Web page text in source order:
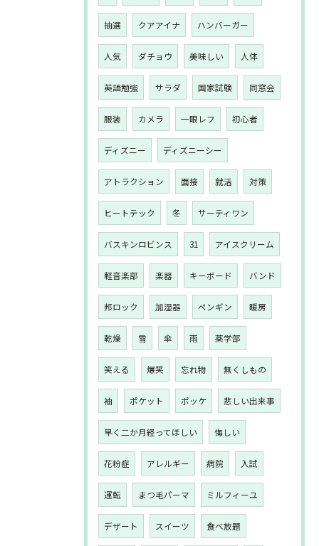
抽選 クアアイナ ハンバーガー
人気 ダチョウ 美味しい 人体
英語勉強 サラダ 国家試験 同窓会
服装 カメラ 一眼レフ 初心者
ディズニー ディズニーシー
アトラクション 面接 就活 対策
ヒートテック 冬 サーティワン
バスキンロビンス 31 アイスクリーム
軽音楽部 楽器 キーボード バンド
邦ロック 加湿器 ペンギン 暖房
乾燥 雪 傘 雨 薬学部
笑える 爆笑 忘れ物 無くしもの
袖 ポケット ポッケ 悲しい出来事
早く二か月経ってほしい 悔しい
花粉症 アレルギー 病院 入試
運転 まつ毛パーマ ミルフィーユ
デザート スイーツ 食べ放題